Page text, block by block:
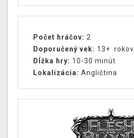
Počet hráčov: 2
Doporučený vek: 13+ rokov
Dĺžka hry: 10-30 minút
Lokalizácia: Angličtina